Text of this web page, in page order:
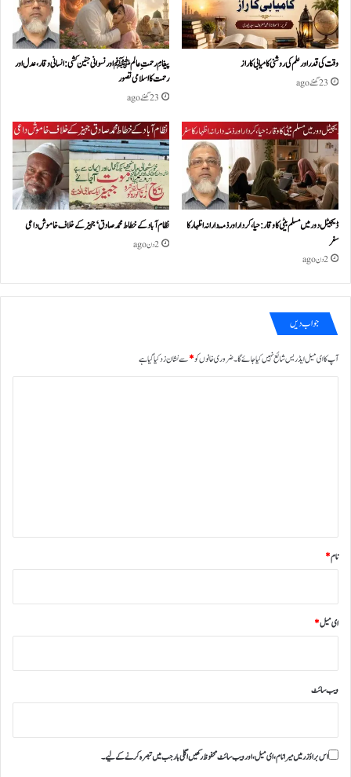
وقت کی قدر اور علم کی روشنی کامیابی کا راز
23 گھنٹے ago
پیغامِ رحمتِ عالمﷺ اور نسوانی جنین کشی: انسانی وقار، عدل اور
رحمت کا اسلامی تصور
23 گھنٹے ago
ڈیجیٹل دور میں مسلم بیٹی کا وقار: حیا، کردار اور ذمّہ دارانہ اظہار کا
سفر
2 دن ago
نظام آباد کے خطاط محمد صادق ‘جہیز کے خلاف خاموش داعی
2 دن ago
جواب دیں
آپ کا ای میل ایڈریس شائع نہیں کیا جائے گا۔ضروری خانوں کو*سے نشان زد کیا گیا ہے
نام*
ای میل*
ویب‌ سائٹ
اس براؤزر میں میرا نام، ای میل، اور ویب سائٹ محفوظ رکھیں اگلی بار جب میں تبصرہ کرنے کےلیے۔